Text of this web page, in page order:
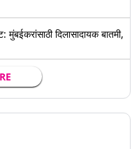
दिलासादायक बातमी,